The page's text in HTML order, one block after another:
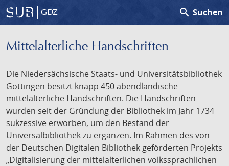
GDZ search Suchen
Mittelalterliche Handschriften
Die Niedersächsische Staats- und Universitätsbibliothek
Göttingen besitzt knapp 450 abendländische
mittelalterliche Handschriften. Die Handschriften
wurden seit der Gründung der Bibliothek im Jahr 1734
sukzessive erworben, um den Bestand der
Universalbibliothek zu ergänzen. Im Rahmen des von
der Deutschen Digitalen Bibliothek geförderten Projekts
„Digitalisierung der mittelalterlichen volkssprachlichen